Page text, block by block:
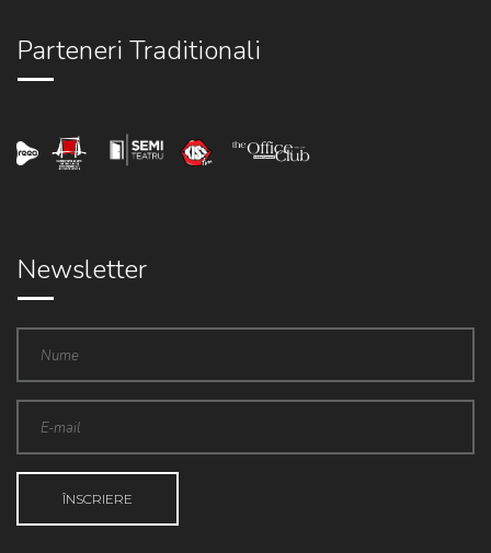
Parteneri Traditionali
Newsletter